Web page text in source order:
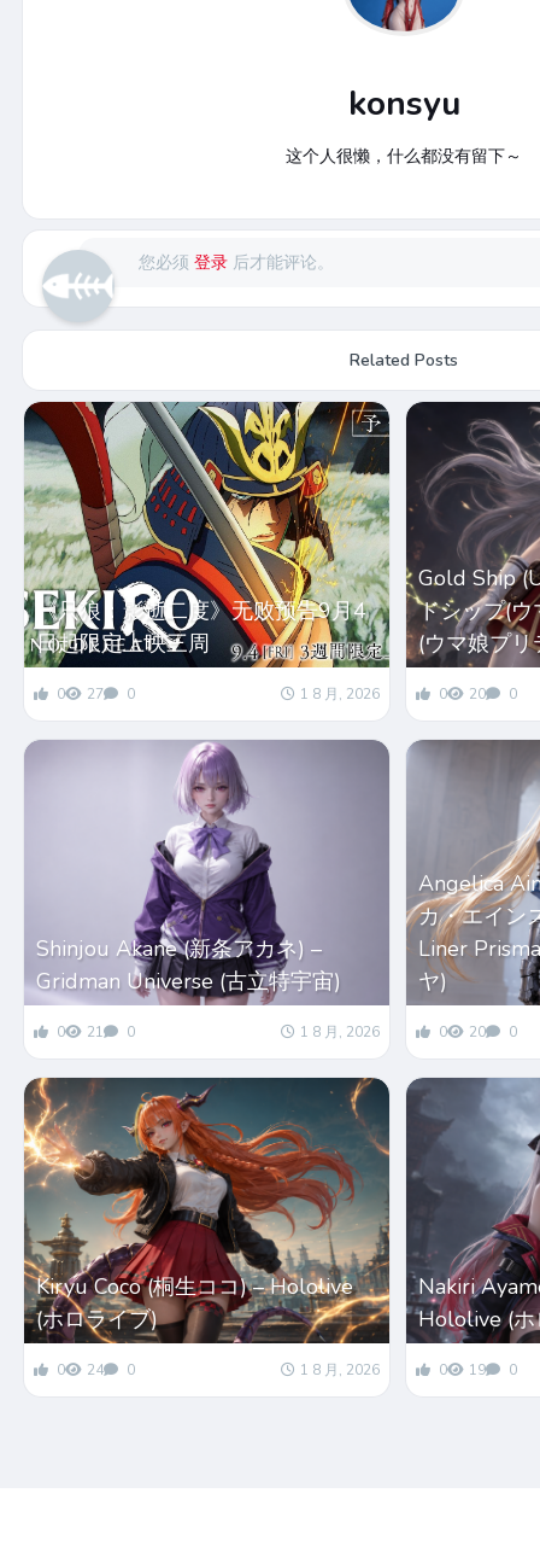
konsyu
这个人很懒，什么都没有留下～
您必须登录 后才能评论。
Related Posts
《只狼：影逝二度》无败预告9月4
日起限定上映三周
0 27 0 1 8 月, 2026
Gold Ship
ドシップ(
(ウマ娘プ
0 20 0
Shinjou Akane (新条アカネ) –
Gridman Universe (古立特宇宙)
0 21 0 1 8 月, 2026
Angelica
カ・エイン
Liner
ヤ)
0 20 0
Kiryu Coco (桐生ココ) – Hololive
(ホロライブ)
0 24 0 1 8 月, 2026
Nakiri
Hololive (ホ
0 19 0